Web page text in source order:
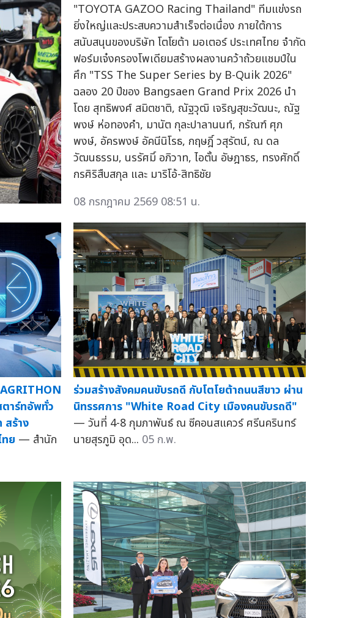
"TOYOTA GAZOO Racing Thailand" ทีมแข่งรถ
ยิ่งใหญ่และประสบความสำเร็จต่อเนื่อง ภายใต้การ
สนับสนุนของบริษัท โตโยต้า มอเตอร์ ประเทศไทย จำกัด
ฟอร์มเจ๋งครองโพเดียมสร้างผลงานคว้าถ้วยแชมป์ใน
ศึก "TSS The Super Series by B-Quik 2026"
ฉลอง 20 ปีของ Bangsaen Grand Prix 2026 นำ
โดย สุทธิพงศ์ สมิตชาติ, ณัฐวุฒิ เจริญสุขะวัฒนะ, ณัฐ
พงษ์ ห่อทองคำ, มานัต กุละปาลานนท์, กรัณฑ์ ศุภ
พงษ์, อัครพงษ์ อัคนีนิโรธ, กฤษฎิ์ วสุรัตน์, ณ ดล
วัฒนธรรม, นรรัศมิ์ อภิวาท, ไอตั้น อัษฎาธร, ทรงศักดิ์
กรศิริสืบสกุล และ มาริโอ้-สิทธิชัย
08 กรกฎาคม 2569 08:51 น.
าร์ทอัพทั่ว
สร้าง
ย — สำนัก
ร่วมสร้างสังคมคนขับรถดี กับโตโยต้าถนนสีขาว ผ่าน
นิทรรศการ "White Road City เมืองคนขับรถดี"
— วันที่ 4-8 กุมภาพันธ์ ณ ซีคอนสแควร์ ศรีนครินทร์
นายสุรภูมิ อุด... 05 ก.พ.